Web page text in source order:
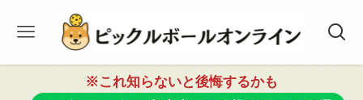
※これ知らないと後悔するかも